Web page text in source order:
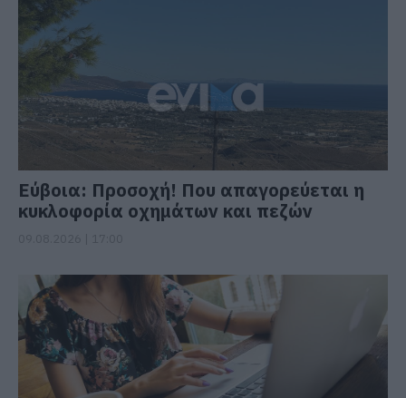
Εύβοια: Προσοχή! Που απαγορεύεται η
κυκλοφορία οχημάτων και πεζών